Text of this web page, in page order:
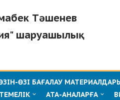
Тәшенев
шаруашылық
ӨЗІ БАҒАЛАУ
АТА-АНАЛАРҒА